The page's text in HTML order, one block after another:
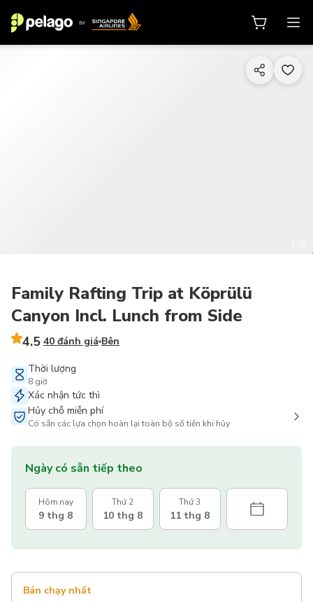
Family Rafting Trip at Köprülü
Canyon Incl. Lunch from Side
4.5 40 đánh giá Bên
Thời lượng
8 giờ
Xác nhận tức thì
Hủy chỗ miễn phí
Có sẵn các lựa chọn hoàn lại toàn bộ số tiền khi hủy
Ngày có sẵn tiếp theo
Hôm nay
9 thg 8
Thứ 2
10 thg 8
Thứ 3
11 thg 8
Bán chạy nhất